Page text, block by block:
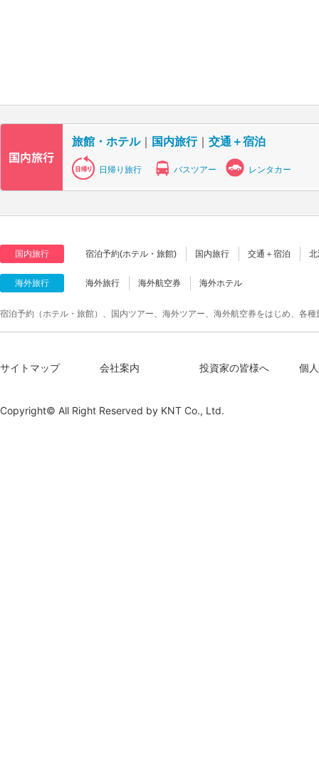
旅館・ホテル｜ 国内旅行｜ 交通＋宿泊
日帰り旅行 バスツアー レンタカー
国内旅行 宿泊予約(ホテル・旅館) 国内旅行 交通＋宿泊
海外旅行 海外旅行 海外航空券 海外ホテル
宿泊予約（ホテル・旅館）、国内ツアー、海外ツアー、海外航空券をはじめ、各
サイトマップ 会社案内 投資家の皆様へ 個
Copyright© All Right Reserved by KNT Co., Ltd.